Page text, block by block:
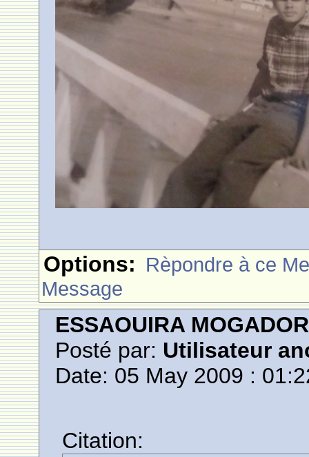
Options: Rèpondre à ce
Message
ESSAOUIRA MOGADOR
Posté par: Utilisateur
Date: 05 May 2009 :
Citation: